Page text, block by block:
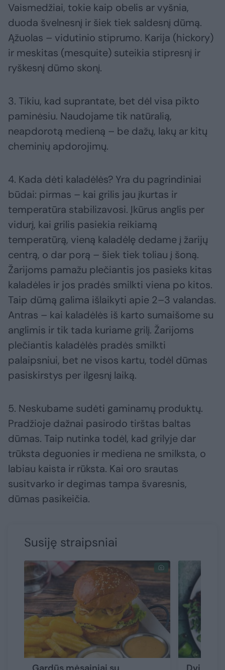
Vaismedžiai, tokie kaip obelis ar vyšnia,
duoda švelnesnį ir šiek tiek saldesnį dūmą.
Ąžuolas – vidutinio stiprumo. Karija (hickory)
ir meskitas (mesquite) suteikia stipresnį ir
ryškesnį dūmo skonį.
3. Tikiu, kad suprantate, bet dėl visa pikto
paminėsiu. Naudojame tik natūralią,
neapdorotą medieną – be dažų, lakų ar kitų
cheminių apdorojimų.
4. Kada dėti kaladėlės? Yra du pagrindiniai
būdai: pirmas – kai grilis jau įkurtas ir
temperatūra stabilizavosi. Įkūrus anglis per
vidurį, kai grilis pasiekia reikiamą
temperatūrą, vieną kaladėlę dedame į žarijų
centrą, o dar porą – šiek tiek toliau į šoną.
Žarijoms pamažu plečiantis jos pasieks kitas
kaladėles ir jos pradės smilkti viena po kitos.
Taip dūmą galima išlaikyti apie 2–3 valandas.
Antras – kai kaladėlės iš karto sumaišome su
anglimis ir tik tada kuriame grilį. Žarijoms
plečiantis kaladėlės pradės smilkti
palaipsniui, bet ne visos kartu, todėl dūmas
pasiskirstys per ilgesnį laiką.
5. Neskubame sudėti gaminamų produktų.
Pradžioje dažnai pasirodo tirštas baltas
dūmas. Taip nutinka todėl, kad grilyje dar
trūksta deguonies ir mediena ne smilksta, o
labiau kaista ir rūksta. Kai oro srautas
susitvarko ir degimas tampa švaresnis,
dūmas pasikeičia.
Susiję straipsniai